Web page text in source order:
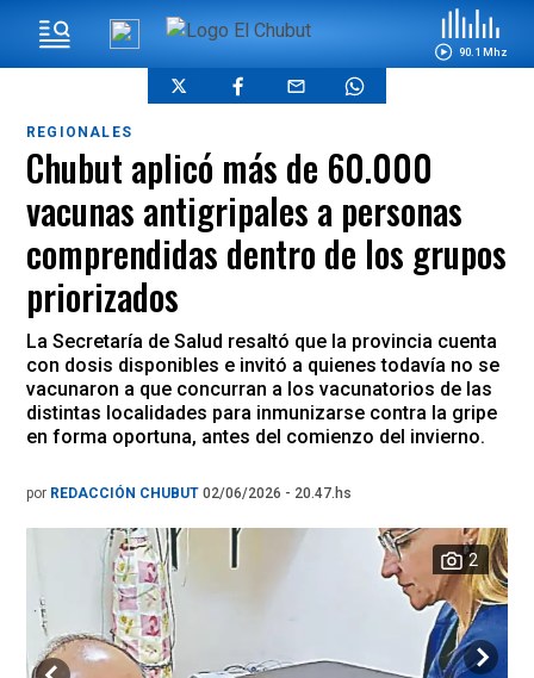
90.1 Mhz
REGIONALES
Chubut aplicó más de 60.000
vacunas antigripales a personas
comprendidas dentro de los grupos
priorizados
La Secretaría de Salud resaltó que la provincia cuenta
con dosis disponibles e invitó a quienes todavía no se
vacunaron a que concurran a los vacunatorios de las
distintas localidades para inmunizarse contra la gripe
en forma oportuna, antes del comienzo del invierno.
por REDACCIÓN CHUBUT 02/06/2026 - 20.47.hs
2